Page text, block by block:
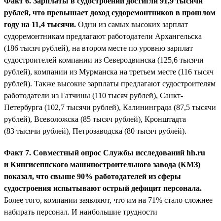
рублей, что превышает доход судоремонтников в прошлом
году на 11,4 тысячи. Одни из самых высоких зарплат
судоремонтникам предлагают работодатели Архангельска
(186 тысяч рублей), на втором месте по уровню зарплат
судостроителей компании из Северодвинска (125,6 тысячи
рублей), компании из Мурманска на третьем месте (116 тысяч
рублей). Также высокие зарплаты предлагают судостроителям
работодатели из Гатчины (110 тысяч рублей), Санкт-
Петербурга (102,7 тысячи рублей), Калининграда (87,5 тысячи
рублей), Всеволожска (85 тысяч рублей), Кронштадта
(83 тысячи рублей), Петрозаводска (80 тысяч рублей).
Факт 7. Совместный опрос Службы исследований hh.ru
и Кингисеппского машиностроительного завода (КМЗ)
показал, что свыше 90% работодателей из сферы
судостроения испытывают острый дефицит персонала.
Более того, компании заявляют, что им на 71% стало сложнее
набирать персонал. И наибольшие трудности